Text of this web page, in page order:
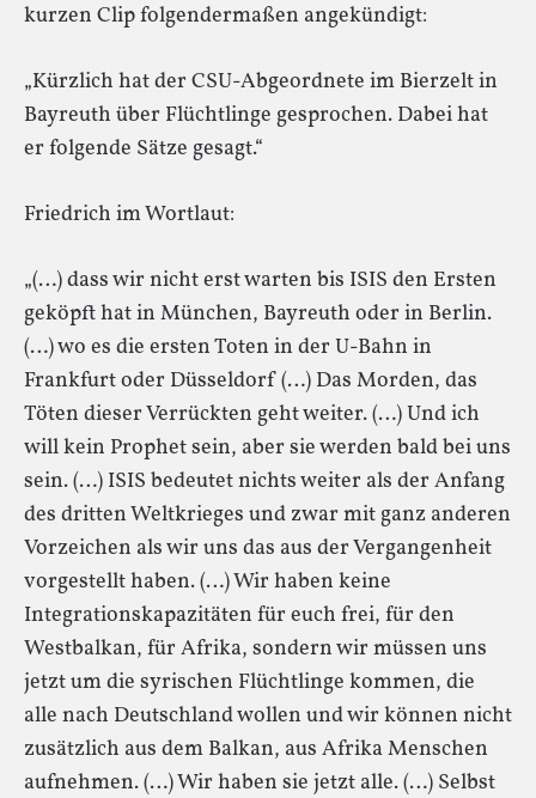
kurzen Clip folgendermaßen angekündigt:
„Kürzlich hat der CSU-Abgeordnete im Bierzelt in
Bayreuth über Flüchtlinge gesprochen. Dabei hat
er folgende Sätze gesagt.“
Friedrich im Wortlaut:
„(…) dass wir nicht erst warten bis ISIS den Ersten
geköpft hat in München, Bayreuth oder in Berlin.
(…) wo es die ersten Toten in der U-Bahn in
Frankfurt oder Düsseldorf (…) Das Morden, das
Töten dieser Verrückten geht weiter. (…) Und ich
will kein Prophet sein, aber sie werden bald bei uns
sein. (…) ISIS bedeutet nichts weiter als der Anfang
des dritten Weltkrieges und zwar mit ganz anderen
Vorzeichen als wir uns das aus der Vergangenheit
vorgestellt haben. (…) Wir haben keine
Integrationskapazitäten für euch frei, für den
Westbalkan, für Afrika, sondern wir müssen uns
jetzt um die syrischen Flüchtlinge kommen, die
alle nach Deutschland wollen und wir können nicht
zusätzlich aus dem Balkan, aus Afrika Menschen
aufnehmen. (…) Wir haben sie jetzt alle. (…) Selbst